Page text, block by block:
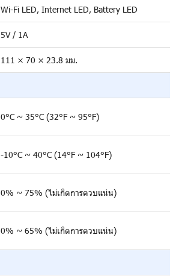
Wi-Fi LED, Internet LED, Battery LED
5V / 1A
111 × 70 × 23.8 มม.
0°C ~ 35°C (32°F ~ 95°F)
-10°C ~ 40°C (14°F ~ 104°F)
0% ~ 75% (ไม่เกิดการควบแน่น)
0% ~ 65% (ไม่เกิดการควบแน่น)